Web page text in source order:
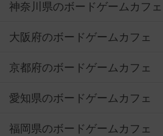
神奈川県のボードゲームカフェ
大阪府のボードゲームカフェ
京都府のボードゲームカフェ
愛知県のボードゲームカフェ
福岡県のボードゲームカフェ